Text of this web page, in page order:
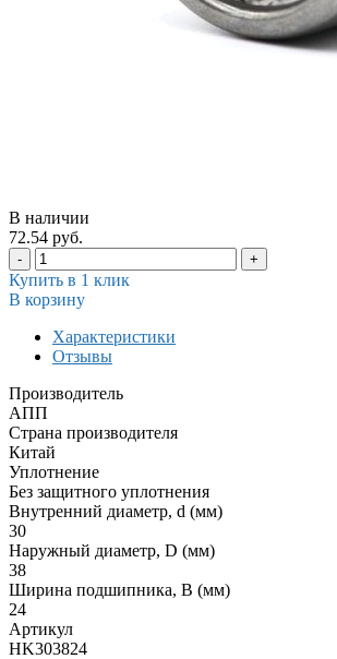
В наличии
72.54 руб.
- +
Купить в 1 клик
В корзину
Характеристики
Отзывы
Производитель
АПП
Страна производителя
Китай
Уплотнение
Без защитного уплотнения
Внутренний диаметр, d (мм)
30
Наружный диаметр, D (мм)
38
Ширина подшипника, B (мм)
24
Артикул
HK303824